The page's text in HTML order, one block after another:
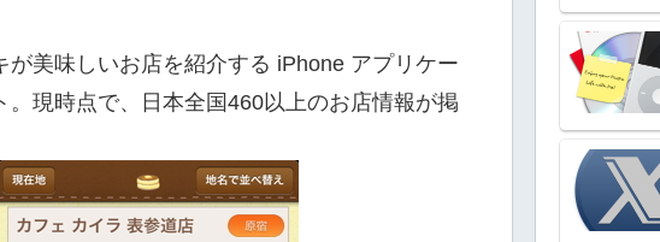
美味しいお店を紹介する iPhone アプリケー
。現時点で、日本全国460以上のお店情報が掲